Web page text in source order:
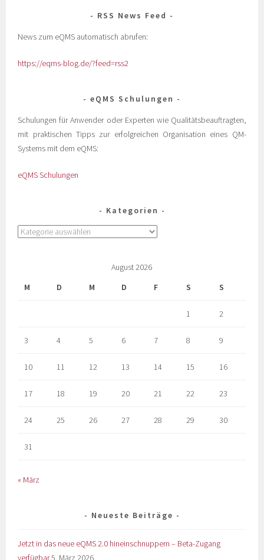
RSS News Feed
News zum eQMS automatisch abrufen:
https://eqms-blog.de/?feed=rss2
eQMS Schulungen
Schulungen für Anwender oder Experten wie Qualitätsbeauftragten,
mit praktischen Tipps zur erfolgreichen Organisation eines QM-
Systems mit dem eQMS:
eQMS Schulungen
Kategorien
August 2026
M
D M D F S S
1 2
3 4 5 6 7 8 9
10 11 12 13 14 15 16
17 18 19 20 21 22 23
24 25 26 27 28 29 30
31
« März
Neueste Beiträge
Jetzt in das neue eQMS 2.0 hineinschnuppern – Beta-Zugang
verfügbar5. März 2026